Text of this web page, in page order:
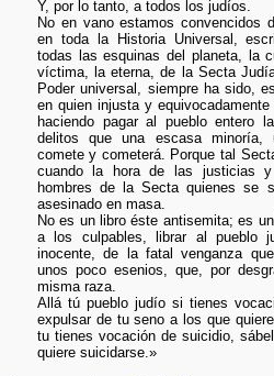
Y, por lo tanto, a todos los judíos.
No en vano estamos convencidos
en toda la Historia Universal,
todas las esquinas del planeta, la
víctima, la eterna, de la Secta
Poder universal, siempre ha sido,
en quien injusta y
haciendo pagar al pueblo entero
delitos que una escasa minoría,
comete y cometerá. Porque tal
cuando la hora de las justicias
hombres de la Secta quienes se
asesinado en masa.
No es un libro éste antisemita; es
a los culpables, librar al pueblo
inocente, de la fatal venganza
unos poco esenios, que, por
misma raza.
Allá tú pueblo judío si tienes
expulsar de tu seno a los que
tu tienes vocación de suicidio,
quiere suicidarse.»